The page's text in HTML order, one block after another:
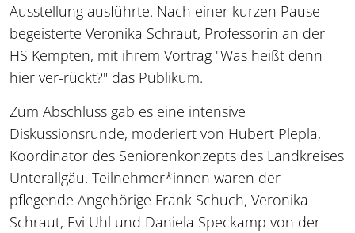
Ausstellung ausführte. Nach einer kurzen Pause
begeisterte Veronika Schraut, Professorin an der
HS Kempten, mit ihrem Vortrag "Was heißt denn
hier ver-rückt?" das Publikum.
Zum Abschluss gab es eine intensive
Diskussionsrunde, moderiert von Hubert Plepla,
Koordinator des Seniorenkonzepts des Landkreises
Unterallgäu. Teilnehmer*innen waren der
pflegende Angehörige Frank Schuch, Veronika
Schraut, Evi Uhl und Daniela Speckamp von der